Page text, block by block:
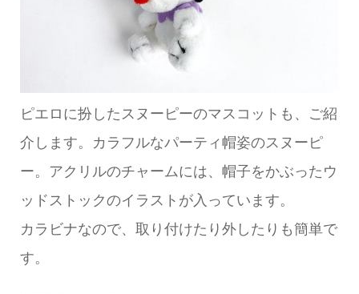
ピエロに扮したスヌーピーのマスコットも、ご紹
介します。カラフルなパーティ帽姿のスヌーピ
ー。アクリルのチャームには、帽子をかぶったウ
ッドストックのイラストが入っています。
カラビナなので、取り付けたり外したりも簡単で
す。